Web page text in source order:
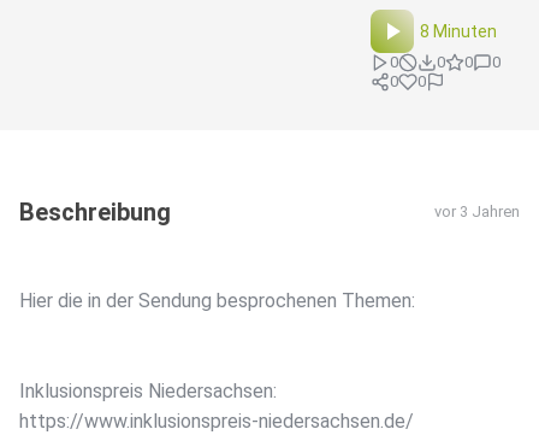
8 Minuten
0 0 0
0
0
0
Beschreibung vor 3 Jahren
Hier die in der Sendung besprochenen Themen:
Inklusionspreis Niedersachsen:
https://www.inklusionspreis-niedersachsen.de/